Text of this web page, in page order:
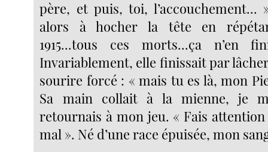
père, et puis, toi, l’accouchement...
alors à hocher la tête en
1915...tous ces morts...ça n’en
Invariablement, elle finissait par
sourire forcé : « mais tu es là, mon
Sa main collait à la mienne, je
retournais à mon jeu. « Fais
mal ». Né d’une race épuisée, mon